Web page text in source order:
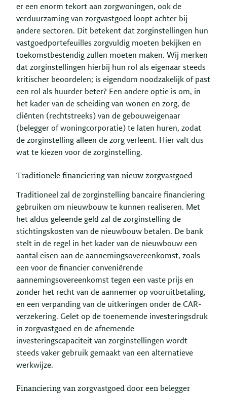
er een enorm tekort aan zorgwoningen, ook de
verduurzaming van zorgvastgoed loopt achter bij
andere sectoren. Dit betekent dat zorginstellingen hun
vastgoedportefeuilles zorgvuldig moeten bekijken en
toekomstbestendig zullen moeten maken. Wij merken
dat zorginstellingen hierbij hun rol als eigenaar steeds
kritischer beoordelen; is eigendom noodzakelijk of past
een rol als huurder beter? Een andere optie is om, in
het kader van de scheiding van wonen en zorg, de
cliënten (rechtstreeks) van de gebouweigenaar
(belegger of woningcorporatie) te laten huren, zodat
de zorginstelling alleen de zorg verleent. Hier valt dus
wat te kiezen voor de zorginstelling.
Traditionele financiering van nieuw zorgvastgoed
Traditioneel zal de zorginstelling bancaire financiering
gebruiken om nieuwbouw te kunnen realiseren. Met
het aldus geleende geld zal de zorginstelling de
stichtingskosten van de nieuwbouw betalen. De bank
stelt in de regel in het kader van de nieuwbouw een
aantal eisen aan de aannemingsovereenkomst, zoals
een voor de financier conveniërende
aannemingsovereenkomst tegen een vaste prijs en
zonder het recht van de aannemer op vooruitbetaling,
en een verpanding van de uitkeringen onder de CAR-
verzekering. Gelet op de toenemende investeringsdruk
in zorgvastgoed en de afnemende
investeringscapaciteit van zorginstellingen wordt
steeds vaker gebruik gemaakt van een alternatieve
werkwijze.
Financiering van zorgvastgoed door een belegger